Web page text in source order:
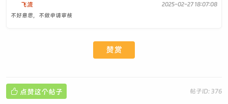
飞流
2025-02-27 18:07:08
不好意思，不做申请审核
赞赏
帖子ID: 376
 点赞这个帖子